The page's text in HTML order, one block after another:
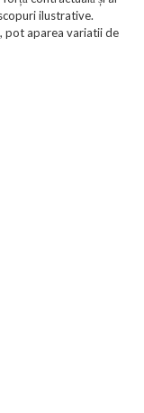
ilustrative.
pot aparea variatii de